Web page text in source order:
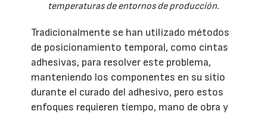
temperaturas de entornos de producción.
Tradicionalmente se han utilizado métodos
de posicionamiento temporal, como cintas
adhesivas, para resolver este problema,
manteniendo los componentes en su sitio
durante el curado del adhesivo, pero estos
enfoques requieren tiempo, mano de obra y